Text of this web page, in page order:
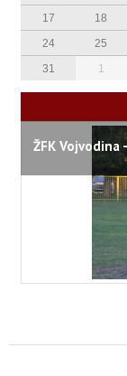
17
18
24
25
31
1
ŽFK Vojvodina